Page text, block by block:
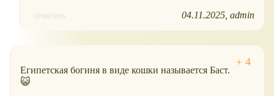
ответить 04.11.2025 admin
Египетская богиня в виде кошки называется Баст.
😺